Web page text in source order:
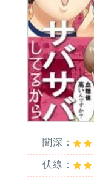
闇深：
伏線：